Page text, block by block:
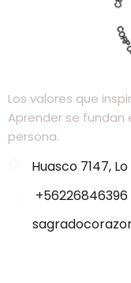
Los valores que
Aprender se fundan
persona.
Huasco 7147,